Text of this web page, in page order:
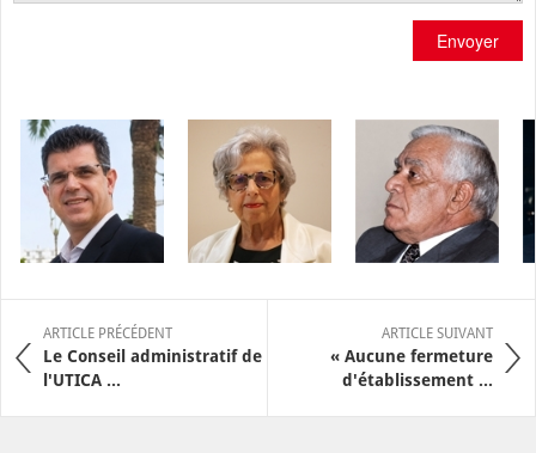
Envoyer
ARTICLE PRÉCÉDENT
Le Conseil administratif de
l'UTICA ...
ARTICLE SUIVANT
« Aucune fermeture
d'établissement ...